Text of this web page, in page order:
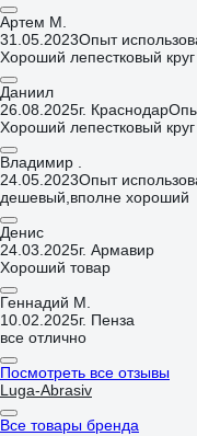
Артем М.
31.05.2023Опыт
Хороший лепестковый
Даниил
26.08.2025г. Краснодар
Хороший лепестковый круг
Владимир .
24.05.2023Опыт
дешевый,вполне хороший
Денис
24.03.2025г. Армавир
Хороший товар
Геннадий М.
10.02.2025г. Пенза
все отлично
Посмотреть все отзывы
Luga-Abrasiv
Все товары бренда